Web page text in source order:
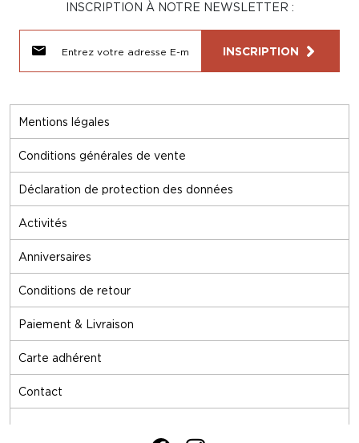
Mentions légales
Conditions générales de vente
Déclaration de protection des données
Activités
Anniversaires
Conditions de retour
Paiement & Livraison
Carte adhérent
Contact
INSCRIPTION À NOTRE NEWSLETTER :
INSCRIPTION